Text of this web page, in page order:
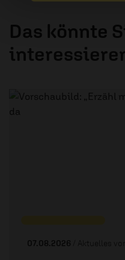
Das könnte
07.08.2026 / Aktuelles